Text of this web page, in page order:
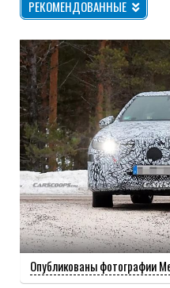
РЕКОМЕНДОВАННЫЕ
Опубликованы фотографии